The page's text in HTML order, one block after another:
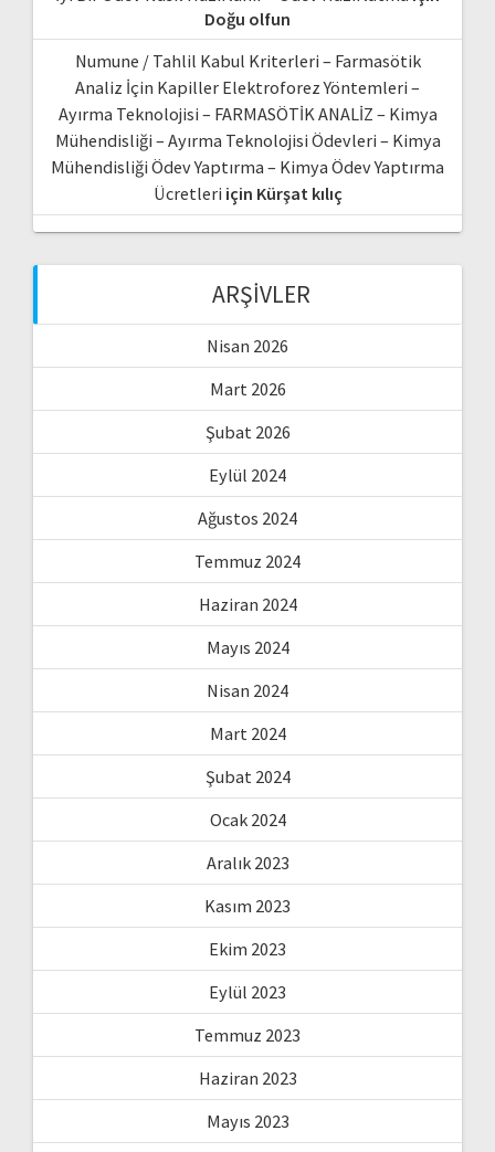
Doğu olfun
Numune / Tahlil Kabul Kriterleri – Farmasötik
Analiz İçin Kapiller Elektroforez Yöntemleri –
Ayırma Teknolojisi – FARMASÖTİK ANALİZ – Kimya
Mühendisliği – Ayırma Teknolojisi Ödevleri – Kimya
Mühendisliği Ödev Yaptırma – Kimya Ödev Yaptırma
Ücretleri için Kürşat kılıç
ARŞIVLER
Nisan 2026
Mart 2026
Şubat 2026
Eylül 2024
Ağustos 2024
Temmuz 2024
Haziran 2024
Mayıs 2024
Nisan 2024
Mart 2024
Şubat 2024
Ocak 2024
Aralık 2023
Kasım 2023
Ekim 2023
Eylül 2023
Temmuz 2023
Haziran 2023
Mayıs 2023